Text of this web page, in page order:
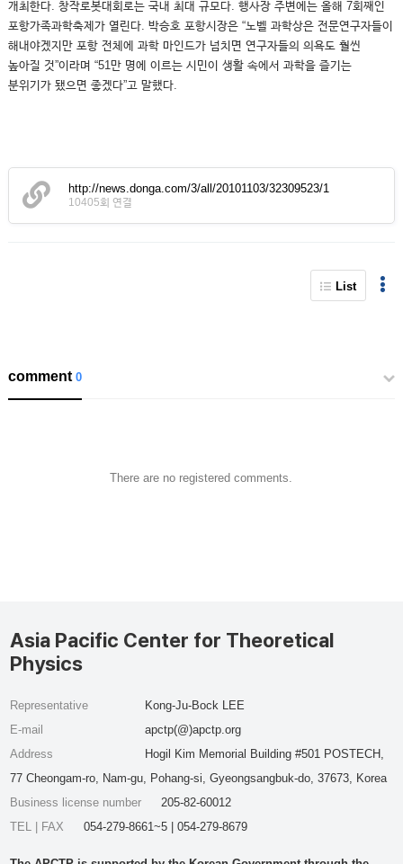
개최한다. 창작로봇대회로는 국내 최대 규모다. 행사장 주변에는 올해 7회째인
포항가족과학축제가 열린다. 박승호 포항시장은 “노벨 과학상은 전문연구자들이
해내야겠지만 포항 전체에 과학 마인드가 넘치면 연구자들의 의욕도 훨씬
높아질 것”이라며 “51만 명에 이르는 시민이 생활 속에서 과학을 즐기는
분위기가 됐으면 좋겠다”고 말했다.
http://news.donga.com/3/all/20101103/32309523/1
10405회 연결
List
comment0
There are no registered comments.
Asia Pacific Center for Theoretical
Physics
Representative
Kong-Ju-Bock LEE
E-mail
apctp(@)apctp.org
Address
Hogil Kim Memorial Building #501 POSTECH,
77 Cheongam-ro, Nam-gu, Pohang-si, Gyeongsangbuk-do, 37673, Korea
Business license number
205-82-60012
TEL | FAX
054-279-8661~5 | 054-279-8679